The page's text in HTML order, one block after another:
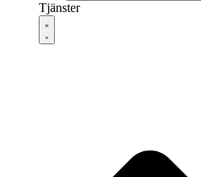
Tjänster